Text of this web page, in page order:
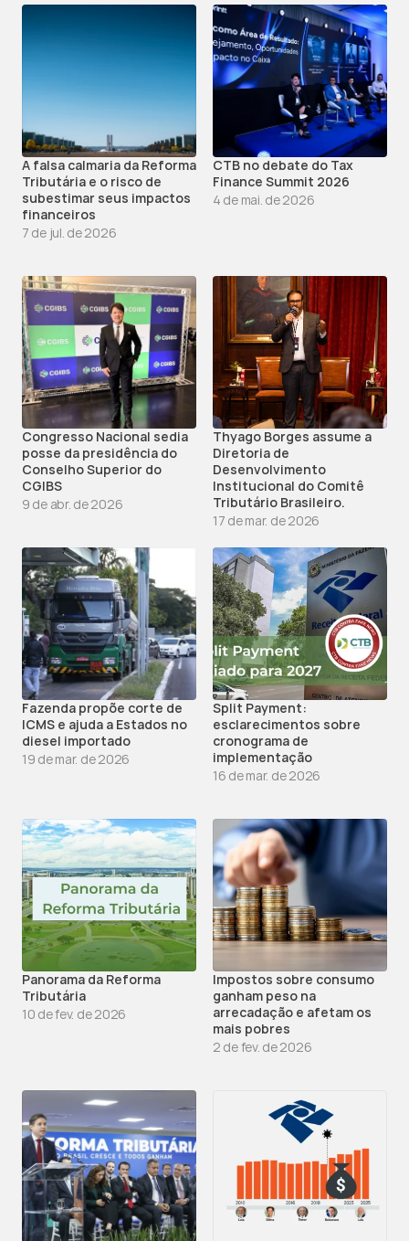
A falsa calmaria da Reforma
Tributária e o risco de
subestimar seus impactos
financeiros
7 de jul. de 2026
CTB no debate do Tax
Finance Summit 2026
4 de mai. de 2026
Congresso Nacional sedia
posse da presidência do
Conselho Superior do
CGIBS
9 de abr. de 2026
Thyago Borges assume a
Diretoria de
Desenvolvimento
Institucional do Comitê
Tributário Brasileiro.
17 de mar. de 2026
Fazenda propõe corte de
ICMS e ajuda a Estados no
diesel importado
19 de mar. de 2026
Split Payment:
esclarecimentos sobre
cronograma de
implementação
16 de mar. de 2026
Panorama da Reforma
Tributária
10 de fev. de 2026
Impostos sobre consumo
ganham peso na
arrecadação e afetam os
mais pobres
2 de fev. de 2026